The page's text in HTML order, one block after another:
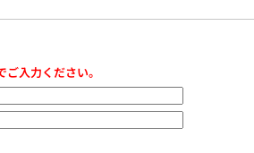
入力ください。